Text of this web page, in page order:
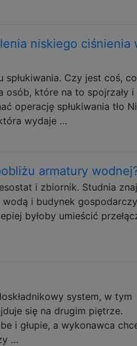
niskiego ciśnienia
Czy jest coś, co
które na to spojrzały i
operację spłukiwania tło
wydaje …
armatury
i zbiornik. Studnia
i budynek
byłoby umieścić
system, w tym
się na drugim piętrze.
i głupie, a wykonawca
…